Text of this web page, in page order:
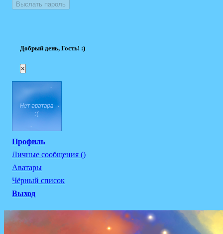
Выслать пароль
Добрый день, Гость! :)
×
Профиль
Личные сообщения ()
Аватары
Чёрный список
Выход